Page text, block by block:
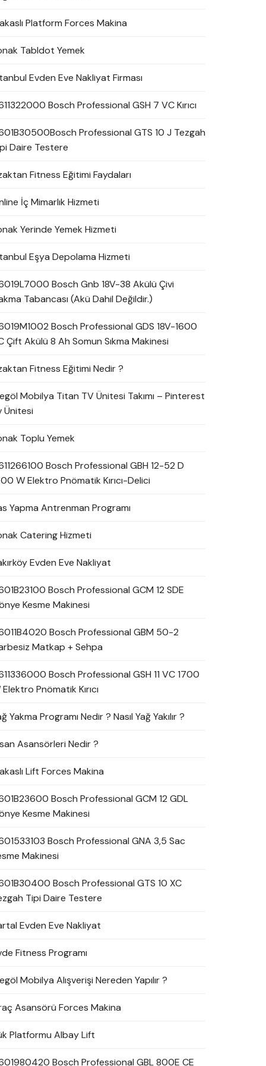
Platform Forces Makina
Tabldot Yemek
Evden Eve Nakliyat Firması
Bosch Professional GSH 7 VC Kırıcı
Professional GTS 10 J Tezgah
Daire Testere
Fitness Eğitimi Faydaları
İç Mimarlık Hizmeti
Yerinde Yemek Hizmeti
Eşya Depolama Hizmeti
Bosch Gnb 18V-38 Akülü Çivi
Tabancası (Akü Dahil Değildir.)
Bosch Professional GDS 18V-1600
Çift Akülü 8 Ah Somun Sıkma Makinesi
Fitness Eğitimi Nedir ?
Mobilya Titan TV Ünitesi Takımı – Pinterest
Ünitesi
Toplu Yemek
Bosch Professional GBH 12-52 D
W Elektro Pnömatik Kırıcı-Delici
Yapma Antrenman Programı
Catering Hizmeti
Evden Eve Nakliyat
Bosch Professional GCM 12 SDE
Kesme Makinesi
Bosch Professional GBM 50-2
Matkap + Sehpa
Bosch Professional GSH 11 VC 1700
Elektro Pnömatik Kırıcı
Yakma Programı Nedir ? Nasıl Yağ Yakılır ?
Asansörleri Nedir ?
Lift Forces Makina
Bosch Professional GCM 12 GDL
Kesme Makinesi
Bosch Professional GNA 3,5 Sac
Makinesi
Bosch Professional GTS 10 XC
Tipi Daire Testere
Evden Eve Nakliyat
Fitness Programı
Mobilya Alışverişi Nereden Yapılır ?
Asansörü Forces Makina
Platformu Albay Lift
Bosch Professional GBL 800E CE